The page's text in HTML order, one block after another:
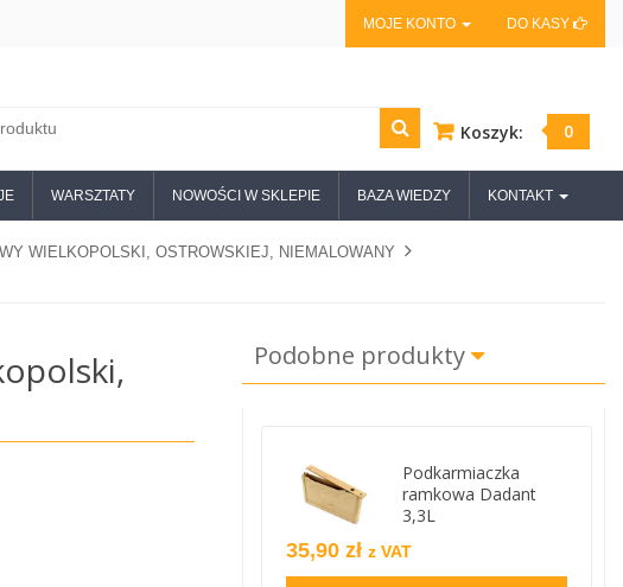
MOJE KONTO DO KASY
Koszyk: 0
WARSZTATY NOWOŚCI W SKLEPIE BAZA WIEDZY KONTAKT
WIELKOPOLSKI, OSTROWSKIEJ, NIEMALOWANY
Podobne produkty
Podkarmiaczka
ramkowa Dadant
3,3L
35,90 zł z VAT